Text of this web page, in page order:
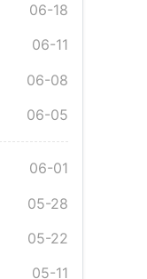
06-18
06-11
06-08
06-05
06-01
05-28
05-22
05-11